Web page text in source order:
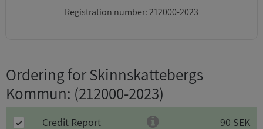
Registration number: 212000-2023
Ordering for Skinnskattebergs
Kommun: (212000-2023)
Credit Report 90 SEK